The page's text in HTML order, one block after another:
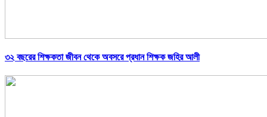
৩২ বছরের শিক্ষকতা জীবন থেকে অবসরে প্রধান শিক্ষক জহির আলী